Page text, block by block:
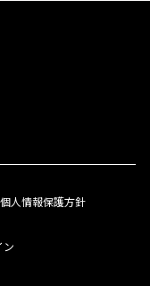
人情報保護方針
ン